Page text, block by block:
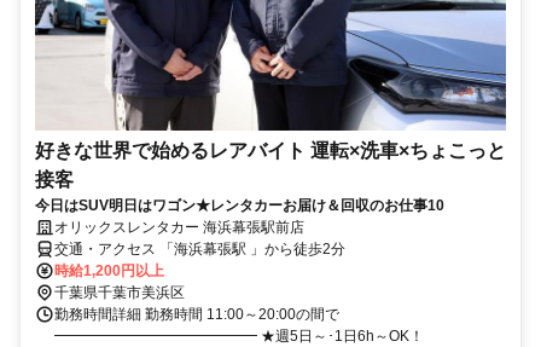
好きな世界で始めるレアバイト 運転×洗車×ちょこっと
接客
今日はSUV明日はワゴン★レンタカーお届け＆回収のお仕事10
オリックスレンタカー 海浜幕張駅前店
交通・アクセス 「海浜幕張駅 」から徒歩2分
時給1,200円以上
千葉県千葉市美浜区
勤務時間詳細 勤務時間 11:00～20:00の間で
━━━━━━━━━━━━━━ ★週5日～･1日6h～OK！